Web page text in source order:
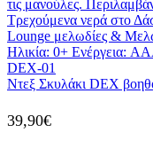
Ντεξ Σκυλάκι DEX
39,90€